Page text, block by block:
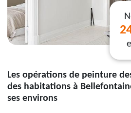
Les opérations de peinture
des habitations à
ses environs